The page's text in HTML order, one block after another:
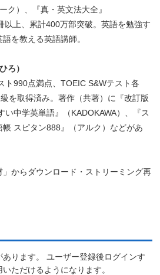
ク）、『真・英文法大全』
以上、累計400万部突破。英語を勉強す
を教える英語講師。
ろ）
ト990点満点、TOEIC S&Wテスト各
を取得済み。著作（共著）に『改訂版
い中学英単語』（KADOKAWA）、『ス
スピタン888』（アルク）などがあ
からダウンロード・ストリーミング再
ります。 ユーザー登録後ログインす
ただけるようになります。